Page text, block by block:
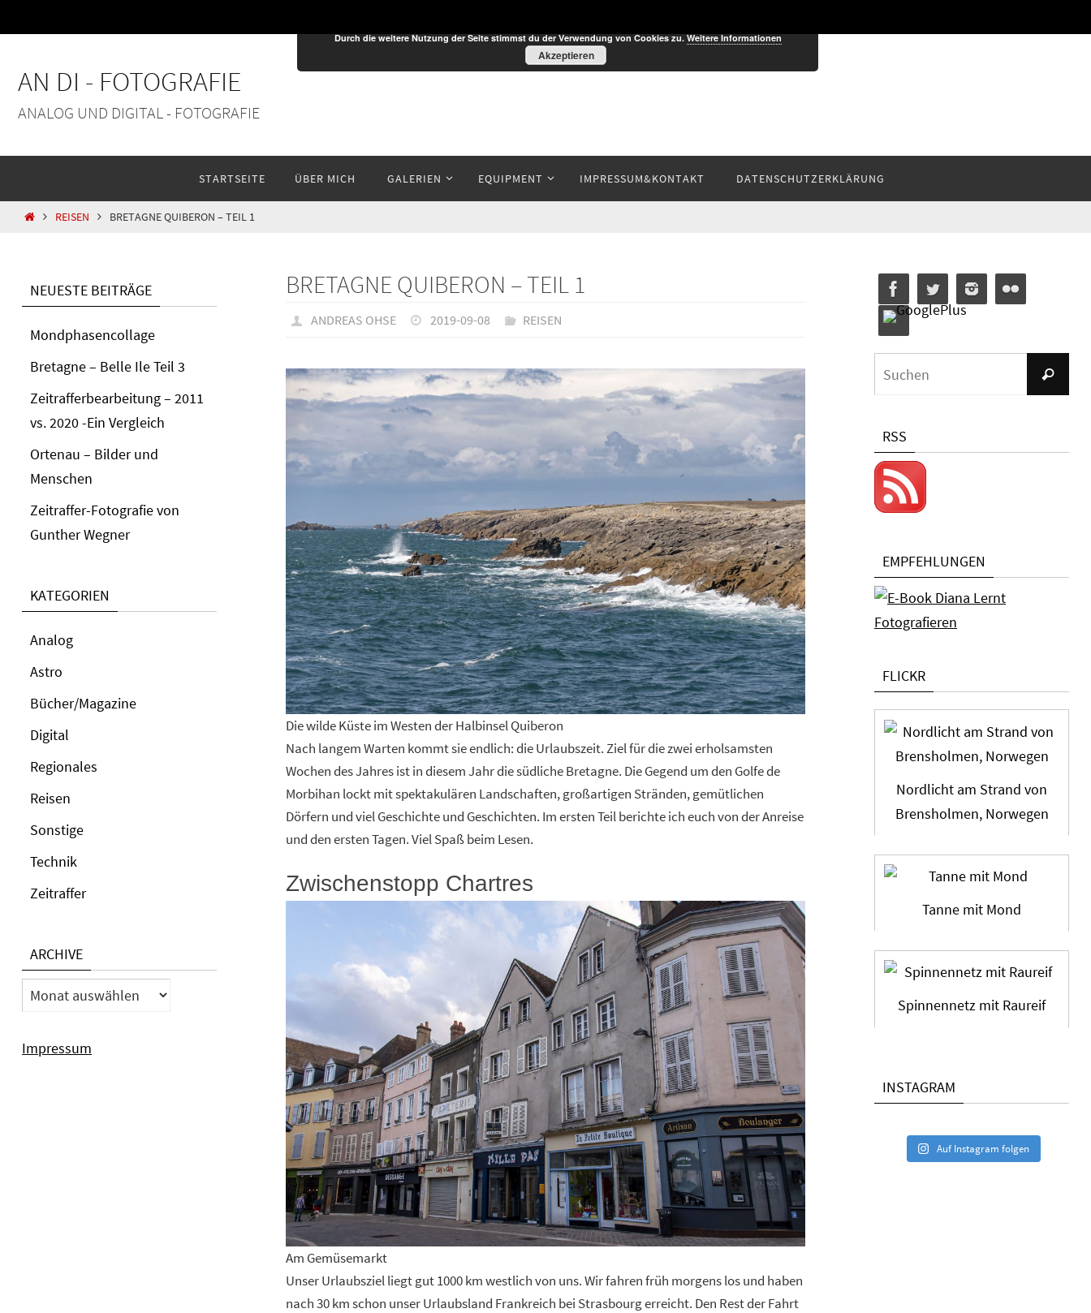
Inhalt
AN DI - FOTOGRAFIE
ANALOG UND DIGITAL - FOTOGRAFIE
springen
STARTSEITE ÜBER MICH GALERIEN EQUIPMENT IMPRESSUM&KONTAKT DATENSCHUTZERKLÄRUNG
HOMEREISEN BRETAGNE QUIBERON – TEIL 1
BRETAGNE QUIBERON – TEIL 1
ANDREAS OHSE 2019-09-08 REISEN
Die wilde Küste im Westen der Halbinsel Quiberon
Nach langem Warten kommt sie endlich: die Urlaubszeit. Ziel für die zwei erholsamsten
Wochen des Jahres ist in diesem Jahr die südliche Bretagne. Die Gegend um den Golfe de
Morbihan lockt mit spektakulären Landschaften, großartigen Stränden, gemütlichen
Dörfern und viel Geschichte und Geschichten. Im ersten Teil berichte ich euch von der Anreise
und den ersten Tagen. Viel Spaß beim Lesen.
Zwischenstopp Chartres
Am Gemüsemarkt
Unser Urlaubsziel liegt gut 1000 km westlich von uns. Wir fahren früh morgens los und haben
nach 30 km schon unser Urlaubsland Frankreich bei Strasbourg erreicht. Den Rest der Fahrt
NEUESTE BEITRÄGE
Mondphasencollage
Bretagne – Belle Ile Teil 3
Zeitrafferbearbeitung – 2011
vs. 2020 -Ein Vergleich
Ortenau – Bilder und
Menschen
Zeitraffer-Fotografie von
Gunther Wegner
KATEGORIEN
Analog
Astro
Bücher/Magazine
Digital
Regionales
Reisen
Sonstige
Technik
Zeitraffer
ARCHIVE
Archive
Impressum
Suchen
RSS
EMPFEHLUNGEN
FLICKR
Nordlicht am Strand von
Brensholmen, Norwegen
Tanne mit Mond
Spinnennetz mit Raureif
INSTAGRAM
Auf Instagram folgen
Durch die weitere Nutzung der Seite stimmst du der Verwendung von Cookies zu.Weitere Informationen
Akzeptieren